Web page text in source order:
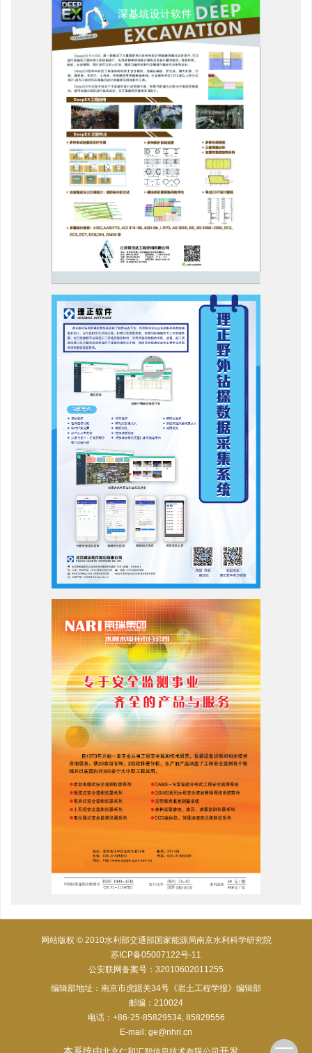
网站版权 © 2010水利部交通部国家能源局南京水利科学研究院
苏ICP备05007122号-11
公安联网备案号：32010602011255
编辑部地址：南京市虎踞关34号《岩土工程学报》编辑部
邮编：210024
电话：+86-25-85829534, 85829556
E-mail: ge@nhri.cn